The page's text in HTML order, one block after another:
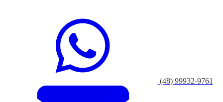
(48) 99932-9761